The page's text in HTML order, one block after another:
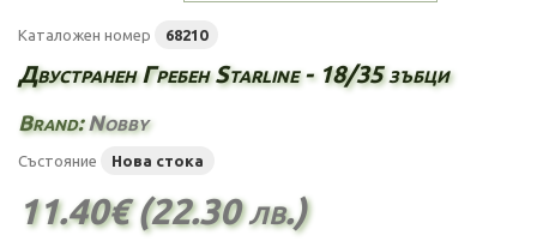
Каталожен номер 68210
Двустранен Гребен Starline - 18/35 зъбци
Brand:Nobby
Състояние Нова стока
11.40€ (22.30 лв.)